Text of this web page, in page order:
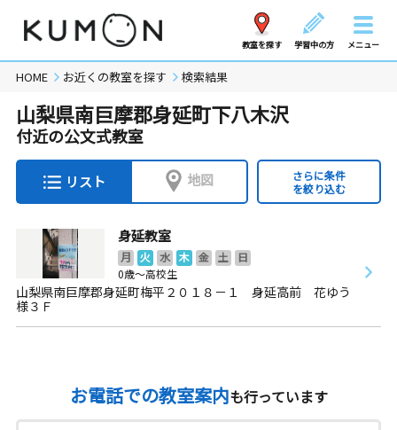
教室を探す 学習中の方 メニュー
HOME お近くの教室を探す 検索結果
山梨県南巨摩郡身延町下八木沢
付近の公文式教室
リスト 地図
さらに条件
を絞り込む
身延教室
月 火 水 木 金 土
日
0歳～高校生
山梨県南巨摩郡身延町梅平２０１８－１ 身延高前 花ゆう
様３Ｆ
お電話での教室案内も行っています